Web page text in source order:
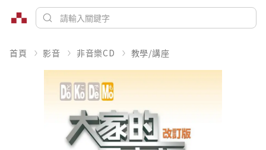
首頁 影音 非音樂CD 教學/講座